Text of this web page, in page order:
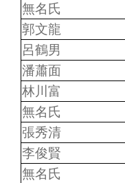
無名氏
郭文龍
呂鶴男
潘蕭面
林川富
無名氏
張秀清
李俊賢
無名氏